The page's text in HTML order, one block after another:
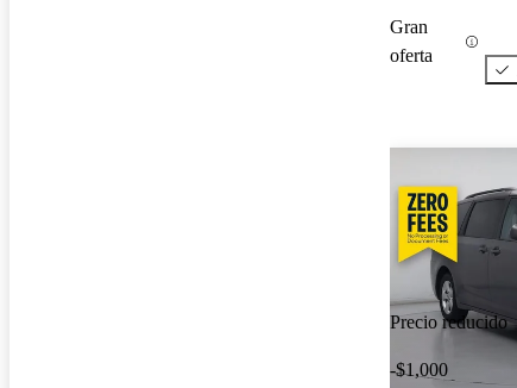
Gran
oferta
Precio reducido
-$1,000